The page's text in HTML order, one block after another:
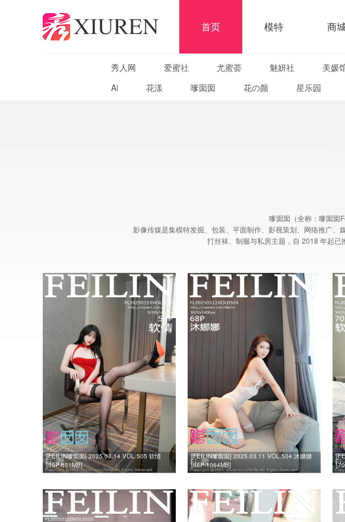
首页 模特 商
秀人网 爱蜜社 尤蜜荟 魅妍社 美媛
Ai
花漾 嗲囡囡 花の颜 星乐园
嗲囡囡（全称：嗲囡囡
影像传媒是集模特发掘、包装、平面制作、影视策划、网络推广
打丝袜、制服与私房主题，自 2018 年起已
[FEILIN嗲囡囡] 2025.03.14 VOL.505 软情
[59P-651MB]
[FEILIN嗲囡囡] 2025.03.11 VOL.504 沐娜娜
[68P-1064MB]